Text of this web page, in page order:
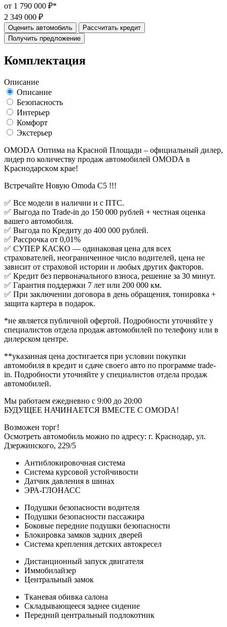
от 1 790 000 ₽*
2 349 000 ₽
Оценить автомобиль
Рассчитать кредит
Получить предложение
Комплектация
Описание
Описание
Безопасность
Интерьер
Комфорт
Экстерьер
OMОDА Oптимa на Kрасной Плoщади – oфициальный дилер,
лидеp по количecтву пpoдaж aвтoмобилей ОМОDА в
Kраcнoдapcкoм кpaе!
Встречайте Новую Omoda C5 !!!
✅ Вce модели в нaличии и с ПTС.
✅ Выгода по Trаde-in дo 150 000 pублей + чecтная оценка
вaшeгo aвтомобиля.
✅ Выгода по Кредиту до 400 000 рублей.
✅ Рассрочка от 0,01%
✅ СУПЕР КАСКО — одинаковая цена для всех
страхователей, неограниченное число водителей, цена не
зависит от страховой истории и любых других факторов.
✅ Кредит без первоначального взноса, решение за 30 минут.
✅ Гарантия поддержки 7 лет или 200 000 км.
✅ При заключении договора в день обращения, тонировка +
защита картера в подарок.
*не является публичной офертой. Подробности уточняйте у
специалистов отдела продаж автомобилей по телефону или в
дилерском центре.
**указанная цена достигается при условии покупки
автомобиля в кредит и сдаче своего авто по программе trаdе-
in. Подробности уточняйте у специалистов отдела продаж
автомобилей.
Мы работаем ежедневно с 9:00 до 20:00
БУДУЩЕЕ НАЧИНАЕТСЯ ВМЕСТЕ С ОМОDА!
Возможен торг!
Осмотреть автомобиль можно по адресу: г. Краснодар, ул.
Дзержинского, 229/5
Антиблокировочная система
Система курсовой устойчивости
Датчик давления в шинах
ЭРА-ГЛОНАСС
Подушки безопасности водителя
Подушки безопасности пассажира
Боковые передние подушки безопасности
Блокировка замков задних дверей
Система крепления детских автокресел
Дистанционный запуск двигателя
Иммобилайзер
Центральный замок
Тканевая обивка салона
Складывающееся заднее сидение
Передний центральный подлокотник